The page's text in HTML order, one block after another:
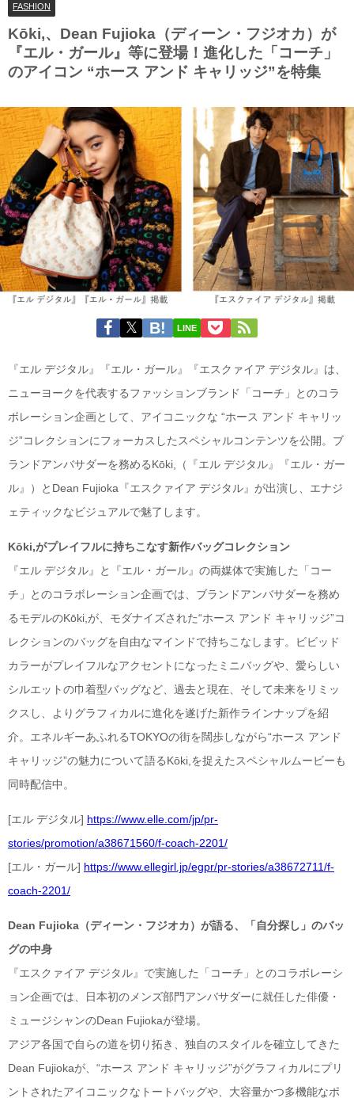
FASHION
Kōki,、Dean Fujioka（ディーン・フジオカ）が
『エル・ガール』等に登場！進化した「コーチ」
のアイコン “ホース アンド キャリッジ”を特集
LINE
『エル デジタル』『エル・ガール』『エスクァイア デジタル』は、
ニューヨークを代表するファッションブランド「コーチ」とのコラ
ボレーション企画として、アイコニックな “ホース アンド キャリッ
ジ”コレクションにフォーカスしたスペシャルコンテンツを公開。ブ
ランドアンバサダーを務めるKōki,（『エル デジタル』『エル・ガー
ル』）とDean Fujioka『エスクァイア デジタル』が出演し、エナジ
ェティックなビジュアルで魅了します。
Kōki,がプレイフルに持ちこなす新作バッグコレクション
『エル デジタル』と『エル・ガール』の両媒体で実施した「コー
チ」とのコラボレーション企画では、ブランドアンバサダーを務め
るモデルのKōki,が、モダナイズされた“ホース アンド キャリッジ”コ
レクションのバッグを自由なマインドで持ちこなします。ビビッド
カラーがプレイフルなアクセントになったミニバッグや、愛らしい
シルエットの巾着型バッグなど、過去と現在、そして未来をリミッ
クスし、よりグラフィカルに進化を遂げた新作ラインナップを紹
介。エネルギーあふれるTOKYOの街を闊歩しながら“ホース アンド
キャリッジ”の魅力について語るKōki,を捉えたスペシャルムービーも
同時配信中。
[エル デジタル] https://www.elle.com/jp/pr-
stories/promotion/a38671560/f-coach-2201/
[エル・ガール] https://www.ellegirl.jp/egpr/pr-stories/a38672711/f-
coach-2201/
Dean Fujioka（ディーン・フジオカ）が語る、「自分探し」のバッ
グの中身
『エスクァイア デジタル』で実施した「コーチ」とのコラボレーシ
ョン企画では、日本初のメンズ部門アンバサダーに就任した俳優・
ミュージシャンのDean Fujiokaが登場。
アジア各国で自らの道を切り拓き、独自のスタイルを確立してきた
Dean Fujiokaが、“ホース アンド キャリッジ”がグラフィカルにプリ
ントされたアイコニックなトートバッグや、大容量かつ多機能なポ